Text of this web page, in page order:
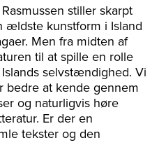
stiller skarpt
ældste kunstform i Island
Men fra midten af
til at spille en rolle
selvstændighed. Vi
at kende gennem
og naturligvis høre
Er der en
tekster og den